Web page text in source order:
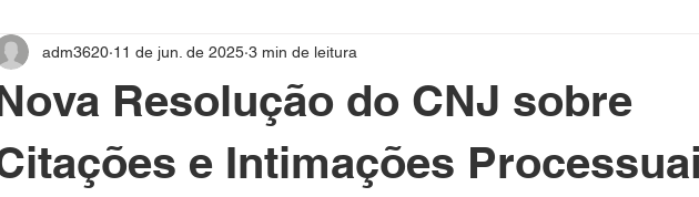
Resolução do CNJ sobre
e Intimações
adm3620 11 de jun. de 2025 3 min de leitura